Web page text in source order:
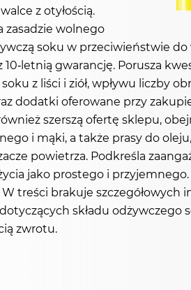
z otyłością.
zasadzie wolnego
soku w przeciwieństwie
letnią gwarancję. Porusza
z liści i ziół, wpływu liczby
dodatki oferowane przy
szerszą ofertę sklepu,
i mąki, a także prasy do
powietrza. Podkreśla
jako prostego i
treści brakuje szczegółowych
składu
zwrotu.